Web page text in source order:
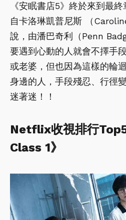
《安眠書店5》終於來到最
自卡洛琳凱普尼斯 （
說，由潘巴奇利（Penn
要遇到心動的人就會不擇手
或老婆，但也因為這樣的輪
身邊的人，手段殘忍、行徑
迷著迷！！
Netflix收視排行
Class 1》